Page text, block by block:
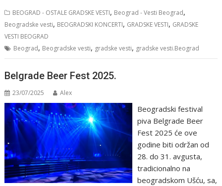
BEOGRAD - OSTALE GRADSKE VESTI, Beograd - Vesti Beograd,
Beogradske vesti, BEOGRADSKI KONCERTI, GRADSKE VESTI, GRADSKE
VESTI BEOGRAD
Beograd, Beogradske vesti, gradske vesti, gradske vesti.Beograd
Belgrade Beer Fest 2025.
23/07/2025 Alex
Beogradski festival
piva Belgrade Beer
Fest 2025 će ove
godine biti održan od
28. do 31. avgusta,
tradicionalno na
beogradskom Ušću, sa,